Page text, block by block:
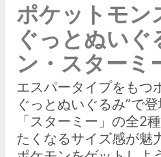
ポケットモン
ぐっとぬいぐ
ン・スターミ
エスパータイプをもつ
ぐっとぬいぐるみ”で
「スターミー」の全2
たくなるサイズ感が魅